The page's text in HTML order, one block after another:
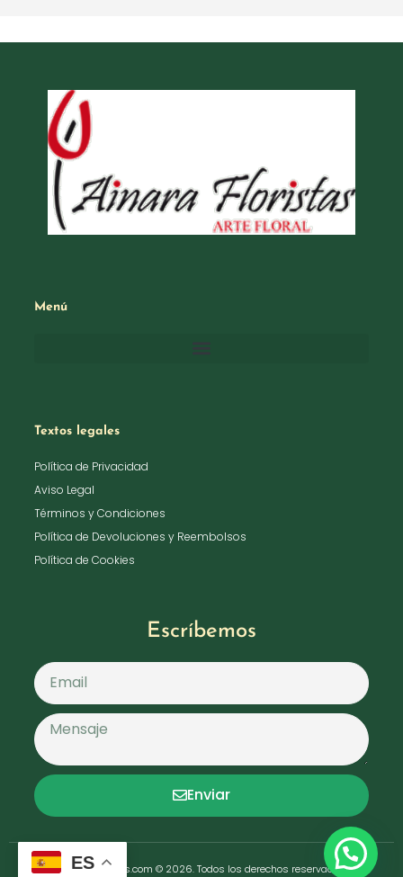
Menú
Textos legales
Política de Privacidad
Aviso Legal
Términos y Condiciones
Política de Devoluciones y Reembolsos
Política de Cookies
Escríbemos
Enviar
ainarafloristas.com © 2026. Todos los derechos reservados
ES